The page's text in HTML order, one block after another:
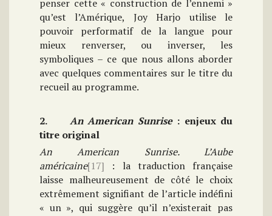
penser cette « construction de l’ennemi »
qu’est l’Amérique, Joy Harjo utilise le
pouvoir performatif de la langue pour
mieux renverser, ou inverser, les
symboliques – ce que nous allons aborder
avec quelques commentaires sur le titre du
recueil au programme.
2. An American Sunrise: enjeux du
titre original
An American Sunrise. L’Aube
américaine[17] : la traduction française
laisse malheureusement de côté le choix
extrêmement signifiant de l’article indéfini
« un », qui suggère qu’il n’existerait pas